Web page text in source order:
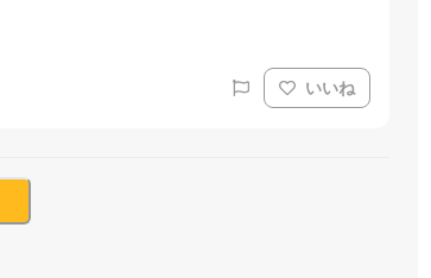
いいね